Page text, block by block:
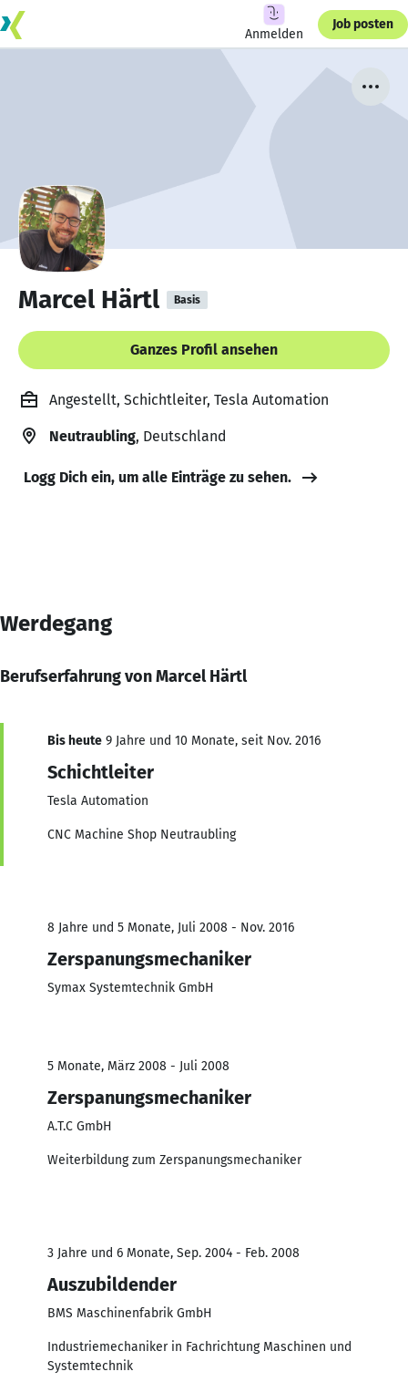
Anmelden
Job posten
Marcel Härtl Basis
Ganzes Profil ansehen
Angestellt, Schichtleiter, Tesla Automation
Neutraubling, Deutschland
Logg Dich ein, um alle Einträge zu sehen.
Werdegang
Berufserfahrung von Marcel Härtl
Bis heute 9 Jahre und 10 Monate, seit Nov. 2016
Schichtleiter
Tesla Automation
CNC Machine Shop Neutraubling
8 Jahre und 5 Monate, Juli 2008 - Nov. 2016
Zerspanungsmechaniker
Symax Systemtechnik GmbH
5 Monate, März 2008 - Juli 2008
Zerspanungsmechaniker
A.T.C GmbH
Weiterbildung zum Zerspanungsmechaniker
3 Jahre und 6 Monate, Sep. 2004 - Feb. 2008
Auszubildender
BMS Maschinenfabrik GmbH
Industriemechaniker in Fachrichtung Maschinen und
Systemtechnik